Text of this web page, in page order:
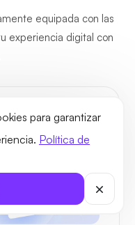
para garantizar
Política de
equipada con las
experiencia digital con